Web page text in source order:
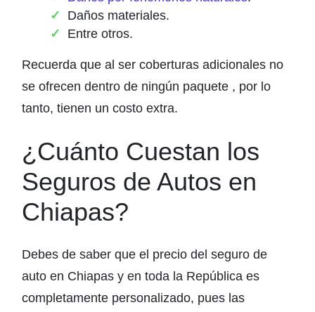
Daños materiales.
Entre otros.
Recuerda que al ser coberturas adicionales no
se ofrecen dentro de ningún paquete , por lo
tanto, tienen un costo extra.
¿Cuánto Cuestan los
Seguros de Autos en
Chiapas?
Debes de saber que el precio del seguro de
auto en Chiapas y en toda la República es
completamente personalizado, pues las